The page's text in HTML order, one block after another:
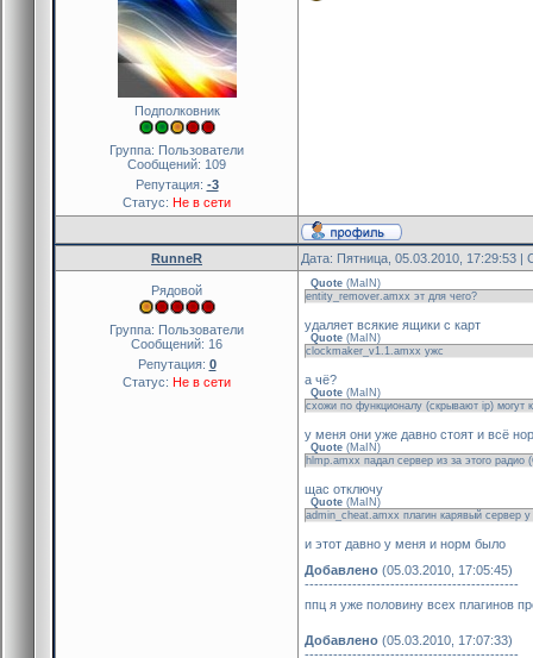
Подполковник
Группа: Пользователи
Сообщений: 109
Репутация: -3
Статус: Не в сети
RunneR Дата: Пятница, 05.03.2010, 17:29:53
Рядовой
Группа: Пользователи
Сообщений: 16
Репутация: 0
Статус: Не в сети
Quote (MaIN )
entity_remover.amxx эт для чего?
удаляет всякие ящики с карт
Quote (MaIN )
clockmaker_v1.1.amxx ужс
а чё?
Quote (MaIN )
схожи по функционалу (скрывают ip) могут
у меня они уже давно стоят и всё
Quote (MaIN )
hlmp.amxx падал сервер из за этого
щас отключу
Quote (MaIN )
admin_cheat.amxx плагин карявый сервер
и этот давно у меня и норм было
Добавлено (05.03.2010, 17:05:45)
---------------------------------------------
ппц я уже половину всех плагинов
Добавлено (05.03.2010, 17:07:33)
---------------------------------------------